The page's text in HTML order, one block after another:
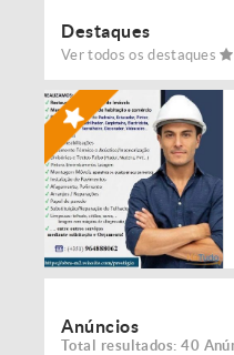
Destaques
Ver todos os destaques
Anúncios
Total resultados: 40